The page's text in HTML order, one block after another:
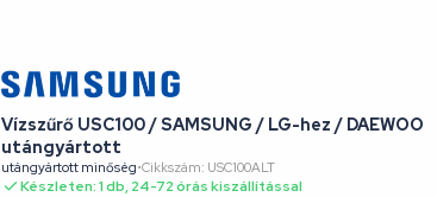
Vízszűrő USC100 / SAMSUNG / LG-hez / DAEWOO
utángyártott
utángyártott minőség•Cikkszám: USC100ALT
Készleten: 1 db, 24-72 órás kiszállítással